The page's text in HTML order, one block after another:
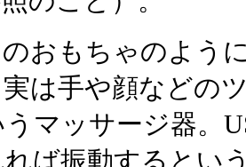
おもちゃのよう
は手や顔などの
マッサージ器。
れば振動するとい